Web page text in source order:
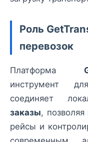
Роль
перевозок
Платформа
инструмент
соединяет
заказы,
рейсы и